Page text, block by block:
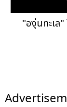
"องุ่นทะเล